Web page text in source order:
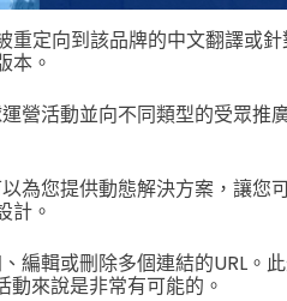
重定向到該品牌的中文翻譯或
本。
營活動並向不同類型的受眾推
為您提供動態解決方案，讓您
計。
編輯或刪除多個連結的URL。
動來說是非常有可能的。